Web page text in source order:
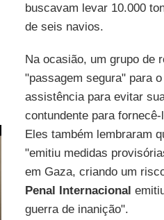
buscavam levar 10.000
de seis navios.
Na ocasião, um grupo de
"passagem segura" para
assistência para evitar
contundente para
Eles também lembraram
"emitiu medidas
em Gaza, criando um
Penal Internacional
guerra de inanição".